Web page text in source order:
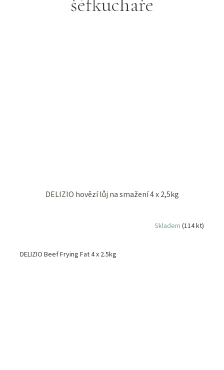
DELIZIO hovězí lůj na smažení 4 x 2,5kg
Skladem (114 kt)
DELIZIO Beef Frying Fat 4 x 2.5kg